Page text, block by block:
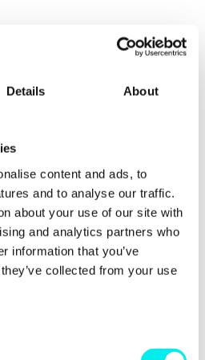
Details About
content and ads, to
and to analyse our traffic.
about your use of our site with
and analytics partners who
information that you’ve
collected from your use
några av premiumpaketen,
att anpassa LinkedIn efter
några av de olika
och dess funktioner och
249/månad
och platsannonsörer direkt
Premium Career ger dig.